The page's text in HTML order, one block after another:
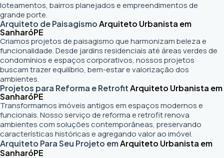
loteamentos, bairros planejados e empreendimentos de
grande porte.
Arquiteto de PaisagismoArquiteto Urbanista em
SanharóPE
Criamos projetos de paisagismo que harmonizam beleza e
funcionalidade. Desde jardins residenciais até áreas verdes de
condomínios e espaços corporativos, nossos projetos
buscam trazer equilíbrio, bem-estar e valorização dos
ambientes.
Projetos para Reforma e RetrofitArquiteto Urbanista em
SanharóPE
Transformamos imóveis antigos em espaços modernos e
funcionais. Nosso serviço de reforma e retrofit renova
ambientes com soluções contemporâneas, preservando
características históricas e agregando valor ao imóvel.
Arquiteto Para Seu Projeto emArquiteto Urbanista em
SanharóPE